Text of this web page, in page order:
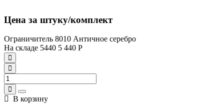
Цена за штуку/комплект
Ограничитель 8010 Античное серебро
На складе 5440 5 440 Р
В корзину